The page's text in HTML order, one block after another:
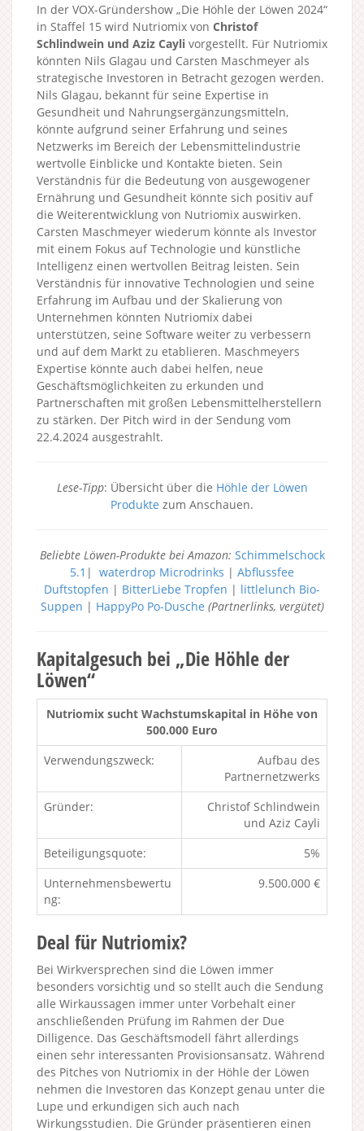
In der VOX-Gründershow „Die Höhle der Löwen 2024“
in Staffel 15 wird Nutriomix von Christof
Schlindwein und Aziz Cayli vorgestellt. Für Nutriomix
könnten Nils Glagau und Carsten Maschmeyer als
strategische Investoren in Betracht gezogen werden.
Nils Glagau, bekannt für seine Expertise in
Gesundheit und Nahrungsergänzungsmitteln,
könnte aufgrund seiner Erfahrung und seines
Netzwerks im Bereich der Lebensmittelindustrie
wertvolle Einblicke und Kontakte bieten. Sein
Verständnis für die Bedeutung von ausgewogener
Ernährung und Gesundheit könnte sich positiv auf
die Weiterentwicklung von Nutriomix auswirken.
Carsten Maschmeyer wiederum könnte als Investor
mit einem Fokus auf Technologie und künstliche
Intelligenz einen wertvollen Beitrag leisten. Sein
Verständnis für innovative Technologien und seine
Erfahrung im Aufbau und der Skalierung von
Unternehmen könnten Nutriomix dabei
unterstützen, seine Software weiter zu verbessern
und auf dem Markt zu etablieren. Maschmeyers
Expertise könnte auch dabei helfen, neue
Geschäftsmöglichkeiten zu erkunden und
Partnerschaften mit großen Lebensmittelherstellern
zu stärken. Der Pitch wird in der Sendung vom
22.4.2024 ausgestrahlt.
Lese-Tipp: Übersicht über die Höhle der Löwen
Produkte zum Anschauen.
Beliebte Löwen-Produkte bei Amazon: Schimmelschock
5.1 | waterdrop Microdrinks | Abflussfee
Duftstopfen | BitterLiebe Tropfen | littlelunch Bio-
Suppen | HappyPo Po-Dusche (Partnerlinks, vergütet)
Kapitalgesuch bei „Die Höhle der
Löwen“
Nutriomix sucht Wachstumskapital in Höhe von
500.000 Euro
Verwendungszweck:
Aufbau des
Partnernetzwerks
Gründer:
Christof Schlindwein
und Aziz Cayli
Beteiligungsquote:
5%
Unternehmensbewertu
ng:
9.500.000 €
Deal für Nutriomix?
Bei Wirkversprechen sind die Löwen immer
besonders vorsichtig und so stellt auch die Sendung
alle Wirkaussagen immer unter Vorbehalt einer
anschließenden Prüfung im Rahmen der Due
Dilligence. Das Geschäftsmodell fährt allerdings
einen sehr interessanten Provisionsansatz. Während
des Pitches von Nutriomix in der Höhle der Löwen
nehmen die Investoren das Konzept genau unter die
Lupe und erkundigen sich auch nach
Wirkungsstudien. Die Gründer präsentieren einen